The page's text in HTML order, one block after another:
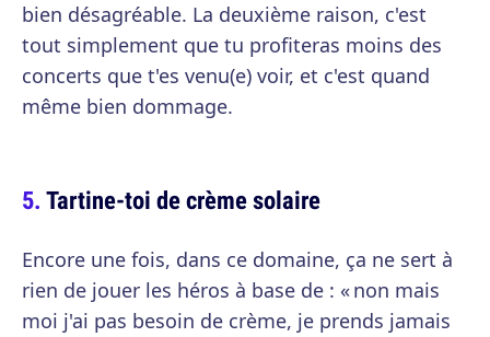
bien désagréable. La deuxième raison, c'est
tout simplement que tu profiteras moins des
concerts que t'es venu(e) voir, et c'est quand
même bien dommage.
Tartine-toi de crème solaire
Encore une fois, dans ce domaine, ça ne sert à
rien de jouer les héros à base de : « non mais
moi j'ai pas besoin de crème, je prends jamais